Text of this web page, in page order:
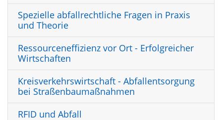
Spezielle abfallrechtliche Fragen in Praxis
und Theorie
Ressourceneffizienz vor Ort - Erfolgreicher
Wirtschaften
Kreisverkehrswirtschaft - Abfallentsorgung
bei Straßenbaumaßnahmen
RFID und Abfall